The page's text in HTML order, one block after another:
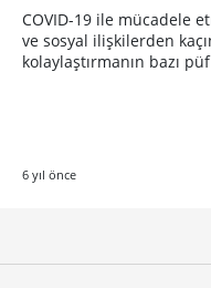
COVID-19 ile mücadele
ve sosyal ilişkilerden
kolaylaştırmanın bazı
6 yıl önce